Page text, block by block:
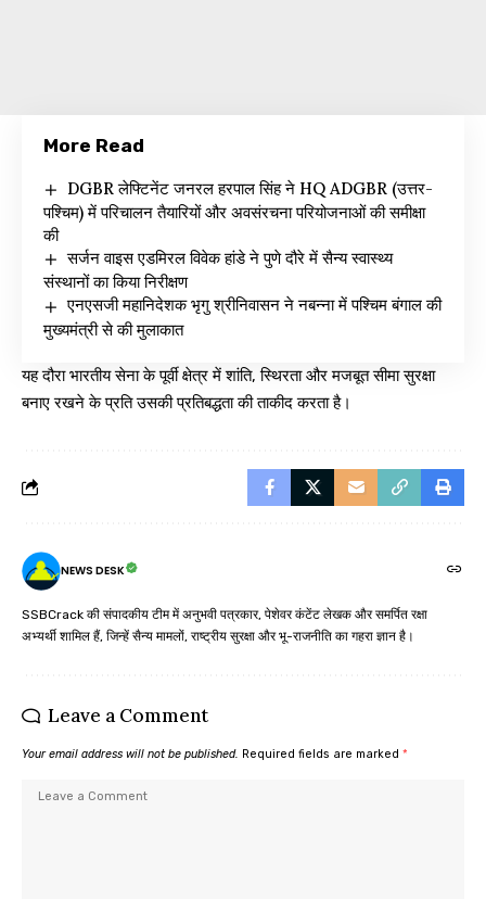
More Read
DGBR लेफ्टिनेंट जनरल हरपाल सिंह ने HQ ADGBR (उत्तर-
पश्चिम) में परिचालन तैयारियों और अवसंरचना परियोजनाओं की समीक्षा
की
सर्जन वाइस एडमिरल विवेक हांडे ने पुणे दौरे में सैन्य स्वास्थ्य
संस्थानों का किया निरीक्षण
एनएसजी महानिदेशक भृगु श्रीनिवासन ने नबन्ना में पश्चिम बंगाल की
मुख्यमंत्री से की मुलाकात
यह दौरा भारतीय सेना के पूर्वी क्षेत्र में शांति, स्थिरता और मजबूत सीमा सुरक्षा
बनाए रखने के प्रति उसकी प्रतिबद्धता की ताकीद करता है।
NEWS DESK
SSBCrack की संपादकीय टीम में अनुभवी पत्रकार, पेशेवर कंटेंट लेखक और समर्पित रक्षा
अभ्यर्थी शामिल हैं, जिन्हें सैन्य मामलों, राष्ट्रीय सुरक्षा और भू-राजनीति का गहरा ज्ञान है।
Leave a Comment
Your email address will not be published. Required fields are marked *